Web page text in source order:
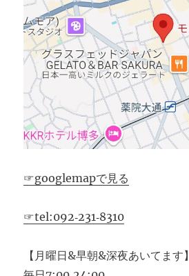
☞googlemapで見る
☞tel:092‐231‐8310
【月曜日&早朝&深夜あいてます】